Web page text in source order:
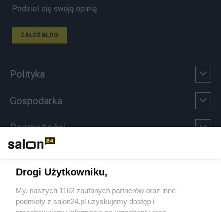
Podziel się swoją opinią
ZAŁÓŻ BLOG
Polityka
Gospodarka
Rozmaitości
Sport
Społeczeństwo
Drogi Użytkowniku,
My, naszych 1162 zaufanych partnerów oraz inne
podmioty z salon24.pl uzyskujemy dostęp i